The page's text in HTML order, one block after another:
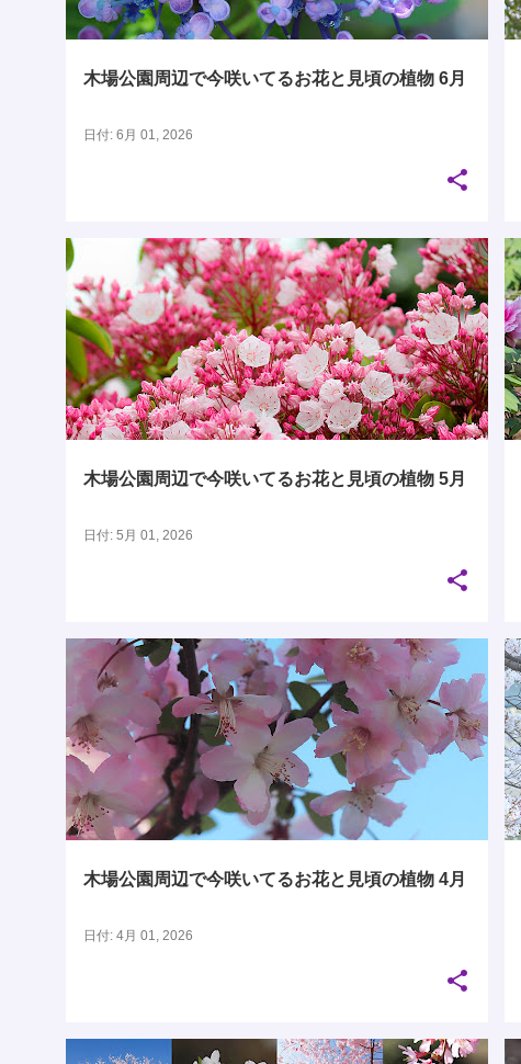
木場公園周辺で今咲いてるお花と見頃の植物 6月
日付: 6月 01, 2026
木場公園周辺で今咲いてるお花と見頃の植物 5月
日付: 5月 01, 2026
木場公園で今咲いてるお花と見頃の植物
木場公園周辺で今咲いてるお花と見頃の植物 4月
日付: 4月 01, 2026
木場公園で今咲いてるお花と見頃の植物